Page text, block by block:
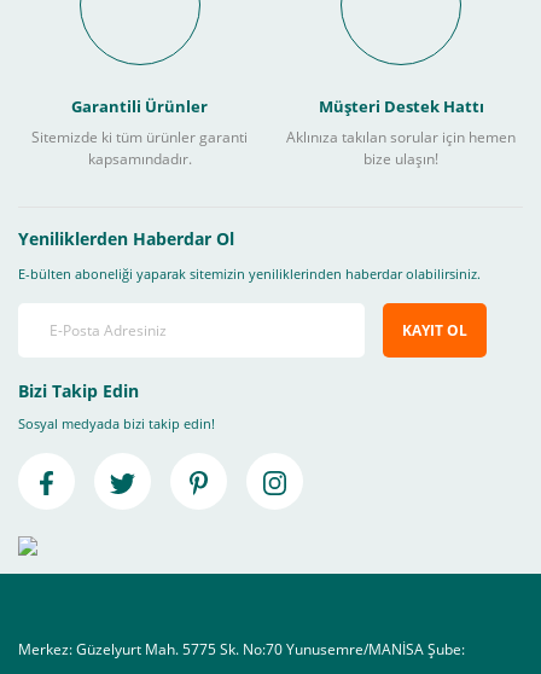
Garantili Ürünler
Sitemizde ki tüm ürünler garanti
kapsamındadır.
Müşteri Destek Hattı
Aklınıza takılan sorular için hemen
bize ulaşın!
Yeniliklerden Haberdar Ol
E-bülten aboneliği yaparak sitemizin yeniliklerinden haberdar olabilirsiniz.
KAYIT OL
Bizi Takip Edin
Sosyal medyada bizi takip edin!
Merkez: Güzelyurt Mah. 5775 Sk. No:70 Yunusemre/MANİSA Şube: